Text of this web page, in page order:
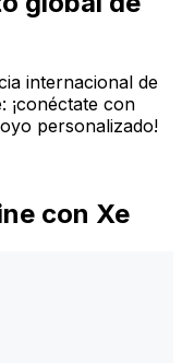
internacional de
¡conéctate con
personalizado!
con Xe